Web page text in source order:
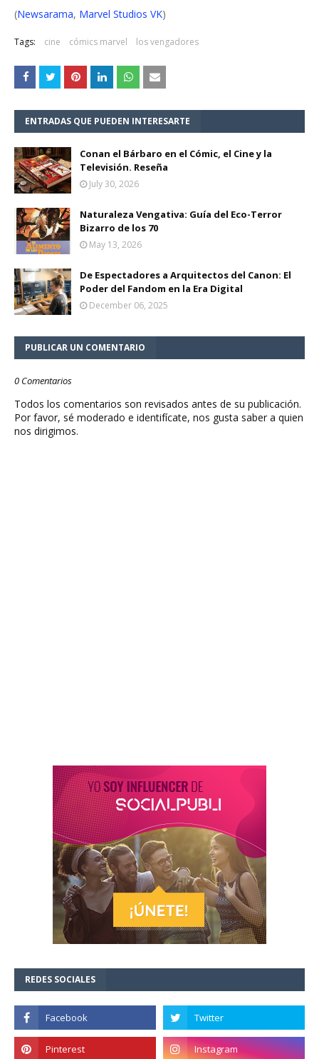
(Newsarama, Marvel Studios VK)
Tags: cine cómics marvel los vengadores
ENTRADAS QUE PUEDEN INTERESARTE
Conan el Bárbaro en el Cómic, el Cine y la
Televisión. Reseña
July 30, 2026
Naturaleza Vengativa: Guía del Eco-Terror
Bizarro de los 70
May 13, 2026
De Espectadores a Arquitectos del Canon: El
Poder del Fandom en la Era Digital
December 06, 2025
PUBLICAR UN COMENTARIO
0 Comentarios
Todos los comentarios son revisados antes de su publicación.
Por favor, sé moderado e identifícate, nos gusta saber a quien
nos dirigimos.
REDES SOCIALES